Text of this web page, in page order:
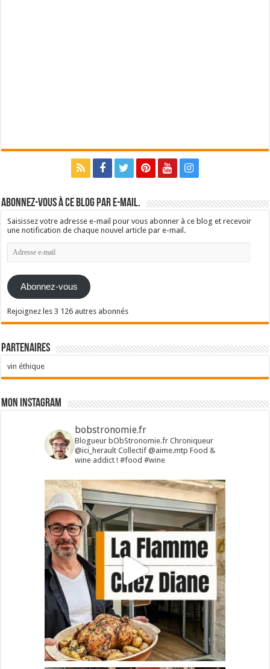
Abonnez-vous à ce blog par e-mail.
Saisissez votre adresse e-mail pour vous abonner à ce blog et recevoir
une notification de chaque nouvel article par e-mail.
Adresse
e-
Abonnez-vous
Rejoignez les 3 126 autres abonnés
Partenaires
vin éthique
Mon Instagram
bobstronomie.fr
Blogueur bObStronomie.fr Chroniqueur
@ici_heraultCollectif @aime.mtp Food &
wine addict !#food #wine